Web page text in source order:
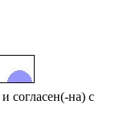
и согласен(-на) с